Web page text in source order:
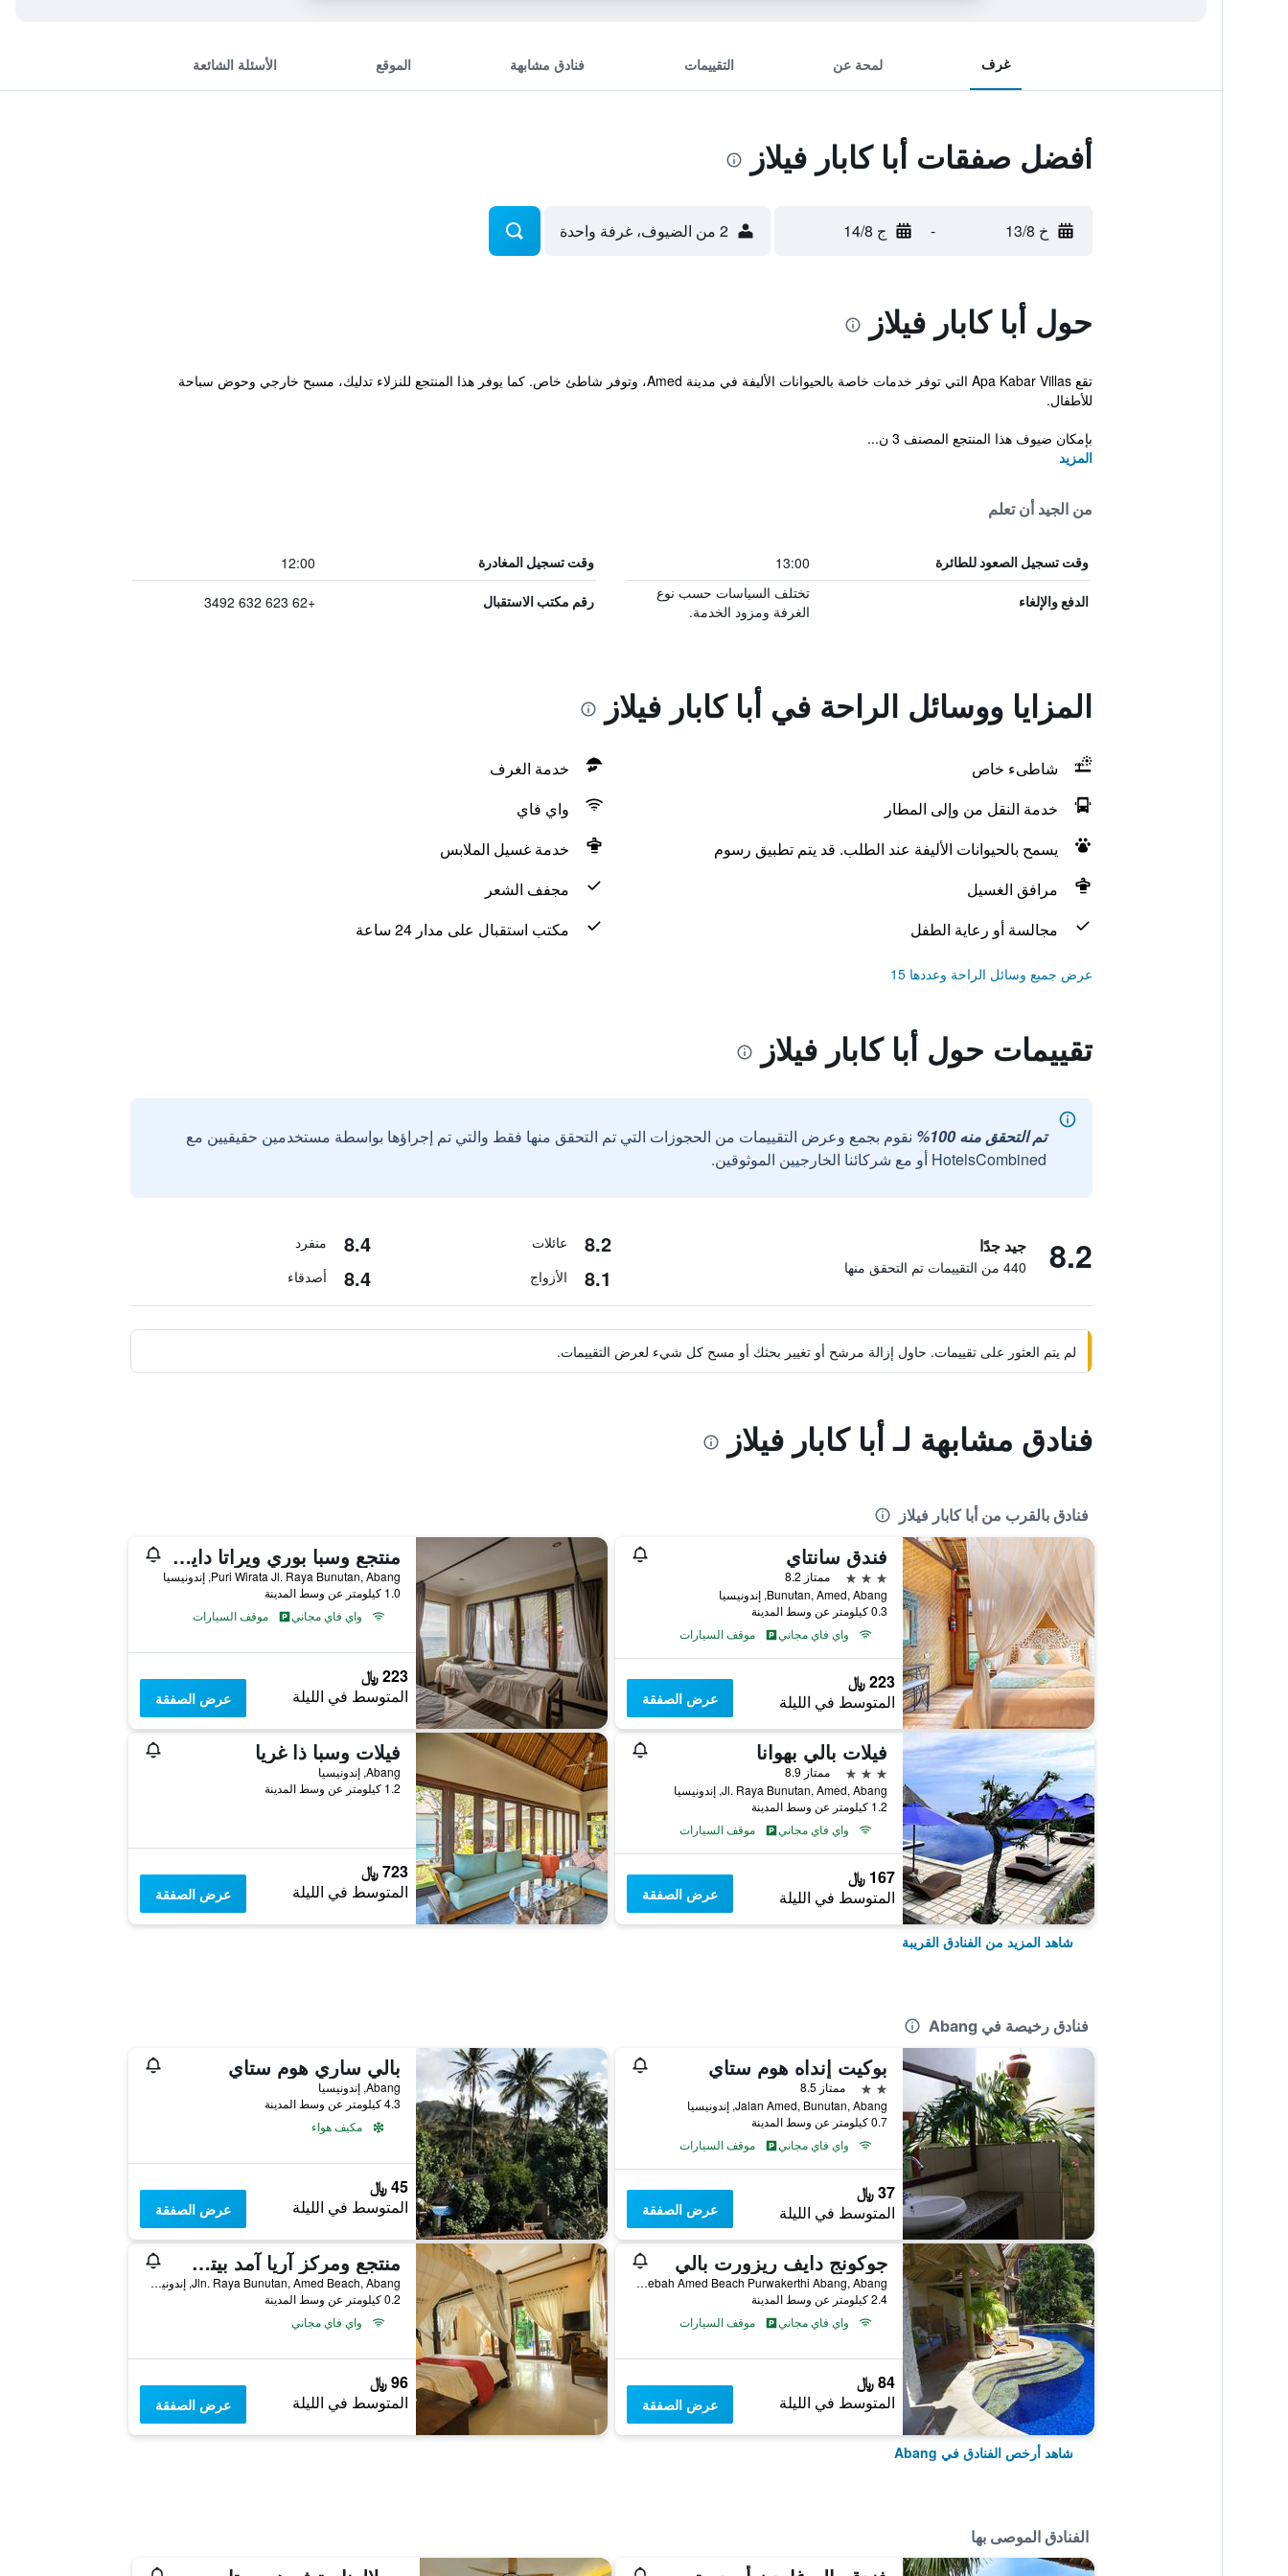
غرف لمحة عن التقييمات فنادق مشابهة الموقع الأسئلة الشائعة
أفضل صفقات أبا كابار فيلاز
خ 13/8 - ج 14/8 2 من الضيوف، غرفة واحدة
حول أبا كابار فيلاز
تقع Apa Kabar Villas التي توفر خدمات خاصة بالحيوانات الأليفة في مدينة Amed، وتوفر شاطئ خاص. كما يوفر هذا المنتجع للنزلاء تدليك، مسبح خارجي وحوض سباحة
للأطفال.
بإمكان ضيوف هذا المنتجع المصنف 3 ن...
المزيد
من الجيد أن تعلم
وقت تسجيل الصعود للطائرة 13:00 وقت تسجيل المغادرة 12:00
الدفع والإلغاء
تختلف السياسات حسب نوع
الغرفة ومزود الخدمة.
رقم مكتب الاستقبال +62 623 632 3492
المزايا ووسائل الراحة في أبا كابار فيلاز
شاطىء خاص
خدمة الغرف
خدمة النقل من وإلى المطار
واي فاي
يسمح بالحيوانات الأليفة عند الطلب. قد يتم تطبيق رسوم
خدمة غسيل الملابس
مرافق الغسيل
مجفف الشعر
مجالسة أو رعاية الطفل
مكتب استقبال على مدار 24 ساعة
عرض جميع وسائل الراحة وعددها 15
تقييمات حول أبا كابار فيلاز
تم التحقق منه 100%
نقوم بجمع وعرض التقييمات من الحجوزات التي تم التحقق منها فقط والتي تم إجراؤها بواسطة مستخدمين حقيقيين مع
HotelsCombined أو مع شركائنا الخارجيين الموثوقين.
8.2 جيد جدًا
440 من التقييمات تم التحقق منها
8.2 عائلات 8.4 منفرد
8.1 الأزواج 8.4 أصدقاء
لم يتم العثور على تقييمات. حاول إزالة مرشح أو تغيير بحثك أو مسح كل شيء لعرض التقييمات.
فنادق مشابهة لـ أبا كابار فيلاز
فنادق بالقرب من أبا كابار فيلاز
فندق سانتاي
3 نجوم
ممتاز 8.2
Bunutan, Amed, Abang, إندونيسيا
0.3 كيلومتر عن وسط المدينة
واي فاي مجاني
موقف السيارات
223 ﷼
المتوسط في الليلة عرض الصفقة
منتجع وسبا بوري ويراتا دايف أميد
Puri Wirata Jl. Raya Bunutan, Abang, إندونيسيا
1.0 كيلومتر عن وسط المدينة
واي فاي مجاني
موقف السيارات
223 ﷼
المتوسط في الليلة عرض الصفقة
فيلات بالي بهوانا
3 نجوم
ممتاز 8.9
Jl. Raya Bunutan, Amed, Abang, إندونيسيا
1.2 كيلومتر عن وسط المدينة
واي فاي مجاني
موقف السيارات
167 ﷼
المتوسط في الليلة عرض الصفقة
فيلات وسبا ذا غريا
Abang, إندونيسيا
1.2 كيلومتر عن وسط المدينة
723 ﷼
المتوسط في الليلة عرض الصفقة
شاهد المزيد من الفنادق القريبة
فنادق رخيصة في Abang
بوكيت إنداه هوم ستاي
2 نجمتين
ممتاز 8.5
Jalan Amed, Bunutan, Abang, إندونيسيا
0.7 كيلومتر عن وسط المدينة
واي فاي مجاني
موقف السيارات
37 ﷼
المتوسط في الليلة عرض الصفقة
بالي ساري هوم ستاي
Abang, إندونيسيا
4.3 كيلومتر عن وسط المدينة
مكيف هواء
45 ﷼
المتوسط في الليلة عرض الصفقة
جوكونج دايف ريزورت بالي
Dusun Lebah Amed Beach Purwakerthi Abang, Abang, إندونيسيا
2.4 كيلومتر عن وسط المدينة
واي فاي مجاني
موقف السيارات
84 ﷼
المتوسط في الليلة عرض الصفقة
منتجع ومركز آريا آمد بيتش للغوص
Jln. Raya Bunutan, Amed Beach, Abang, إندونيسيا
0.2 كيلومتر عن وسط المدينة
واي فاي مجاني
96 ﷼
المتوسط في الليلة عرض الصفقة
شاهد أرخص الفنادق في Abang
الفنادق الموصى بها